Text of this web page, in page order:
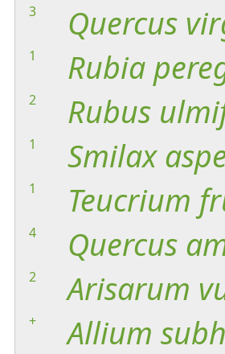
3 Quercus
1 Rubia
2 Rubus
1 Smilax
1 Teucrium
4 Quercus
2 Arisarum
+ Allium